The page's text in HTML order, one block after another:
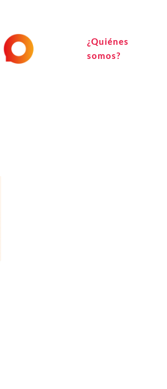
¿Quiénes
somos?